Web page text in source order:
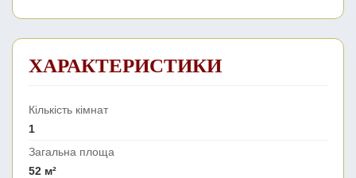
ХАРАКТЕРИСТИКИ
Кількість кімнат
1
Загальна площа
52 м²